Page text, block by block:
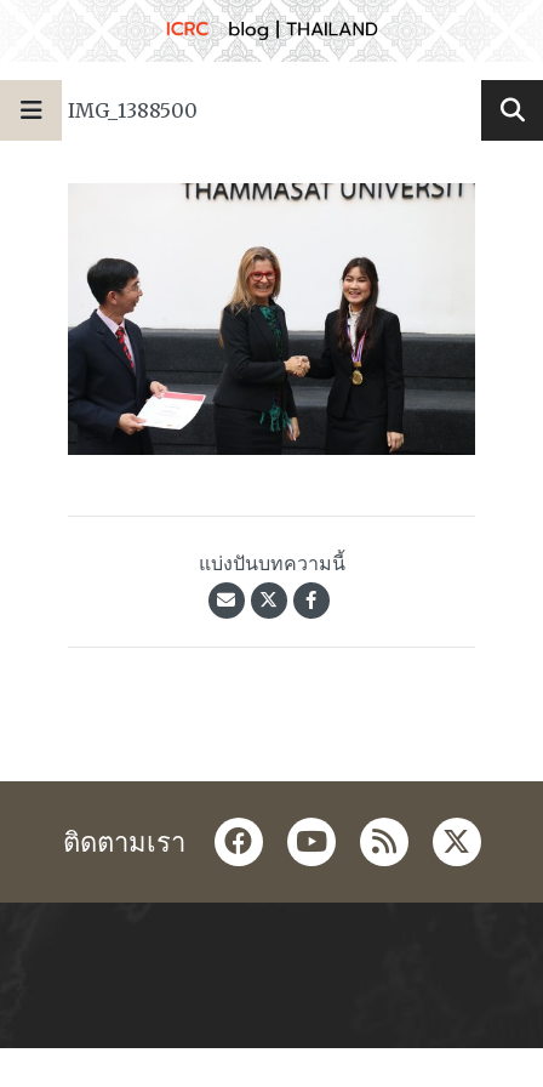
IMG_1388500
แบ่งปันบทความนี้
ติดตามเรา facebookyoutube
rss twitter